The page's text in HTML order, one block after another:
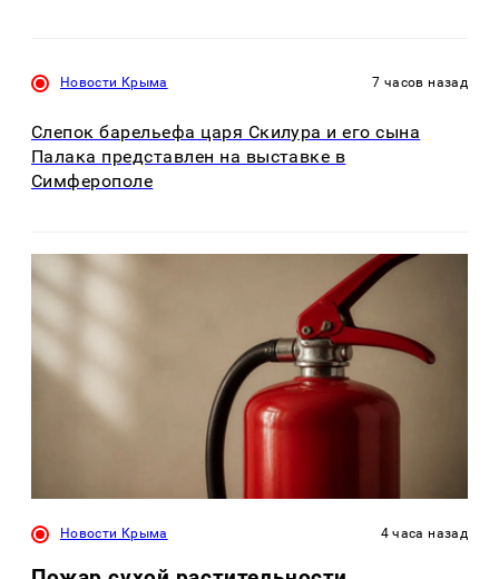
Новости Крыма 7 часов назад
Слепок барельефа царя Скилура и его сына
Палака представлен на выставке в
Симферополе
Новости Крыма 4 часа назад